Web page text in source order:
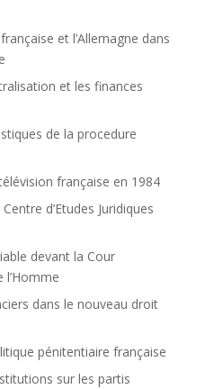
et l’Allemagne dans
et les finances
de la procedure
française en 1984
d’Etudes Juridiques
devant la Cour
dans le nouveau droit
pénitentiaire française
sur les partis